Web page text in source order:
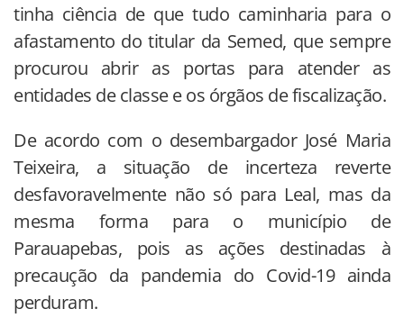
tinha ciência de que tudo caminharia para o
afastamento do titular da Semed, que sempre
procurou abrir as portas para atender as
entidades de classe e os órgãos de fiscalização.
De acordo com o desembargador José Maria
Teixeira, a situação de incerteza reverte
desfavoravelmente não só para Leal, mas da
mesma forma para o município de
Parauapebas, pois as ações destinadas à
precaução da pandemia do Covid-19 ainda
perduram.